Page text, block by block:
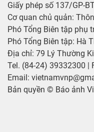
Giấy phép số 137/GP-
Cơ quan chủ quản:
Phó Tổng Biên tập phụ
Phó Tổng Biên tập: Hà
Địa chỉ: 79 Lý Thường
Tel. (84-24) 39332300 |
Email:
Bản quyền © Báo ảnh